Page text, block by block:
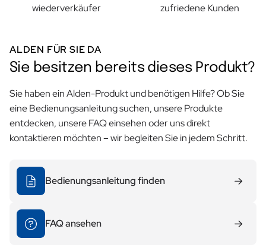
wiederverkäufer
zufriedene Kunden
ALDEN FÜR SIE DA
Sie besitzen bereits dieses Produkt?
Sie haben ein Alden-Produkt und benötigen Hilfe? Ob Sie
eine Bedienungsanleitung suchen, unsere Produkte
entdecken, unsere FAQ einsehen oder uns direkt
kontaktieren möchten – wir begleiten Sie in jedem Schritt.
Bedienungsanleitung finden
FAQ ansehen